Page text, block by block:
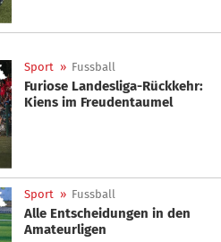
Sport » Fussball
Furiose Landesliga-Rückkehr:
Kiens im Freudentaumel
Sport » Fussball
Alle Entscheidungen in den
Amateurligen